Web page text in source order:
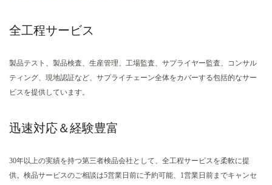
全工程サービス
製品テスト、製品検査、生産管理、工場監査、サプライヤー監査、コンサル
ティング、現地認証など、サプライチェーン全体をカバーする包括的なサー
ビスを提供しています。
迅速対応＆経験豊富
30年以上の実績を持つ第三者検品会社として、全工程サービスを柔軟に提
供。検品サービスのご相談は5営業日前に予約可能、1営業日前までキャンセ